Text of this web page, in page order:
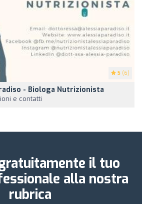
5 (6)
- Biologa Nutrizionista
e contatti
il tuo
alla nostra
rubrica